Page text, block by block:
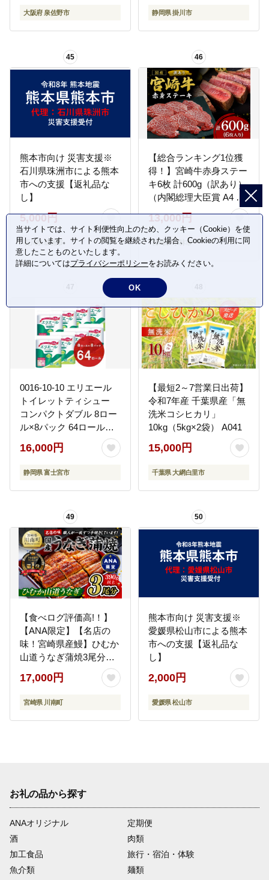
ルーイング】 G3897-1
大阪府 泉佐野市 静岡県 掛川市
45
熊本市向け 災害支援※
石川県珠洲市による熊本
市への支援【返礼品な
し】
5,000円
石川県 珠洲市
46
【総合ランキング1位獲
得！】宮崎牛赤身ステー
キ6枚 計600g（訳あり）
（内閣総理大臣賞 A4 A5
宮崎牛 牛肉 黒毛和牛 赤
身 ステーキ 訳あり 宮崎
県）
13,000円
宮崎県 小林市
47
0016-10-10 エリエール
トイレットティシュー
コンパクトダブル 8ロー
ル×8パック 64ロール
1.5倍巻 45m トイレット
ペーパー ダブル パルプ
100％ 香りつき 日用品
16,000円
静岡県 富士宮市
48
【最短2～7営業日出荷】
令和7年産 千葉県産「無
洗米コシヒカリ」
10kg（5kg×2袋） A041
15,000円
千葉県 大網白里市
49
【食べログ評価高!！】
【ANA限定】【名店の
味！宮崎県産鰻】ひむか
山道うなぎ蒲焼3尾分
(390g以上) 【 国産 うな
ぎ ウナギ 鰻 】 [B08411]
17,000円
宮崎県 川南町
50
熊本市向け 災害支援※
愛媛県松山市による熊本
市への支援【返礼品な
し】
2,000円
愛媛県 松山市
お礼の品から探す
ANAオリジナル
定期便
酒
肉類
加工食品
旅行・宿泊・体験
魚介類
麺類
当サイトでは、サイト利便性向上のため、クッキー（Cookie）を使
用しています。サイトの閲覧を継続された場合、Cookieの利用に同
意したことものといたします。
詳細についてはプライバシーポリシーをお読みください。
OK